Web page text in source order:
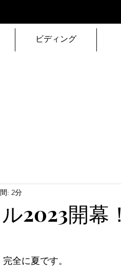
ビディング
2023開幕！
: 2分
全に夏です。